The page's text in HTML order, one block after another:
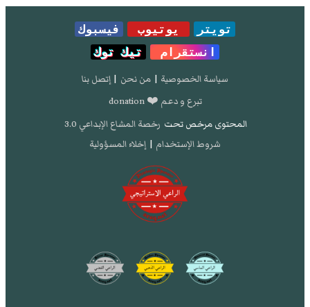
تويتر يوتيوب
فيسبوك
انستقرام
تيك توك
سياسة الخصوصية | من نحن | إتصل بنا
تبرع و دعم ❤️ donation
المحتوى مرخص تحت رخصة المشاع الإبداعي 3.0
شروط الإستخدام | إخلاء المسؤولية